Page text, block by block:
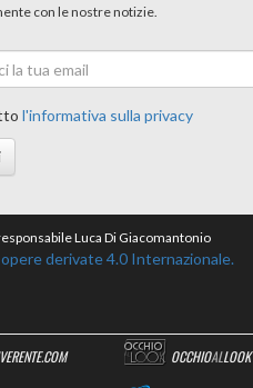
con le nostre notizie.
l'informativa sulla privacy
Luca Di Giacomantonio
derivate 4.0 Internazionale.
OCCHIOALLOOK